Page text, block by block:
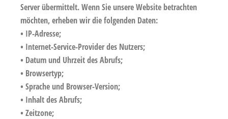
Server übermittelt. Wenn Sie unsere Website betrachten
möchten, erheben wir die folgenden Daten:
• IP-Adresse;
• Internet-Service-Provider des Nutzers;
• Datum und Uhrzeit des Abrufs;
• Browsertyp;
• Sprache und Browser-Version;
• Inhalt des Abrufs;
• Zeitzone;